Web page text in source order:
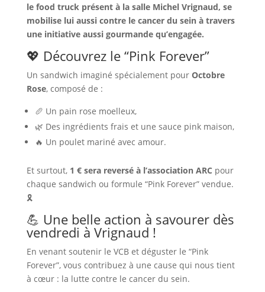
le food truck présent à la salle Michel Vrignaud, se
mobilise lui aussi contre le cancer du sein à travers
une initiative aussi gourmande qu’engagée.
💖 Découvrez le “Pink Forever”
Un sandwich imaginé spécialement pour Octobre
Rose, composé de :
🥖 Un pain rose moelleux,
🌿 Des ingrédients frais et une sauce pink maison,
🔥 Un poulet mariné avec amour.
Et surtout, 1 € sera reversé à l’association ARC pour
chaque sandwich ou formule “Pink Forever” vendue.
🎗
💪 Une belle action à savourer dès
vendredi à Vrignaud !
En venant soutenir le VCB et déguster le “Pink
Forever”, vous contribuez à une cause qui nous tient
à cœur : la lutte contre le cancer du sein.